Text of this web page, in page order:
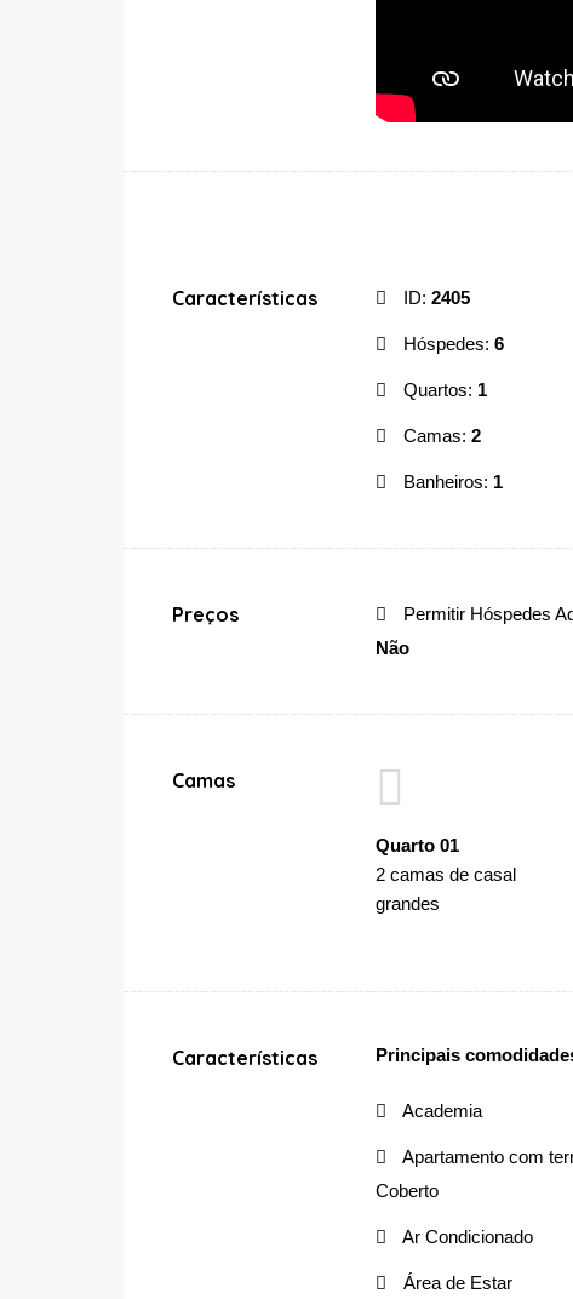
Características ID: 2405
Hóspedes: 6
Quartos: 1
Camas: 2
Banheiros: 1
Preços
Permitir Hóspedes
Não
Camas
Quarto 01
2 camas de casal
grandes
Características Principais
Academia
Apartamento com
Coberto
Ar Condicionado
Área de Estar